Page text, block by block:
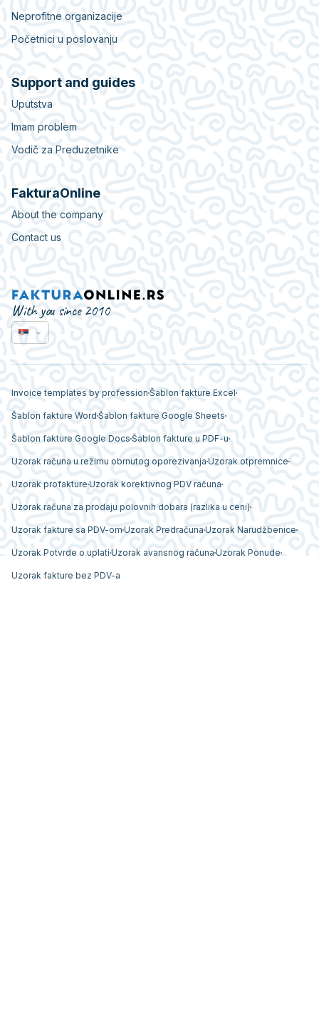
Neprofitne organizacije
Početnici u poslovanju
Support and guides
Uputstva
Imam problem
Vodič za Preduzetnike
FakturaOnline
About the company
Contact us
With you since 2010
Invoice templates by profession Šablon fakture Excel
Šablon fakture Word Šablon fakture Google Sheets
Šablon fakture Google Docs Šablon fakture u PDF-u
Uzorak računa u režimu obrnutog oporezivanja Uzorak otpremnice
Uzorak profakture Uzorak korektivnog PDV računa
Uzorak računa za prodaju polovnih dobara (razlika u ceni)
Uzorak fakture sa PDV-om Uzorak Predračuna Uzorak Narudžbenice
Uzorak Potvrde o uplati Uzorak avansnog računa Uzorak Ponude
Uzorak fakture bez PDV-a